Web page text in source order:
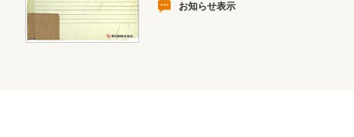
お知らせ表示